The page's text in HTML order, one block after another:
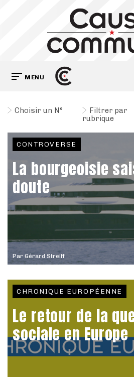
MENU
Choisir un N°
Filtrer par
rubrique
Par Gérard Streiff
CONTROVERSE
La bourgeoisie
doute
CHRONIQUE EUROPÉENNE
Le retour de la
sociale en Europe